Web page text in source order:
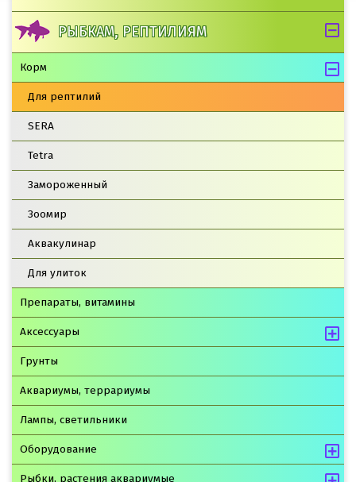
РЫБКАМ, РЕПТИЛИЯМ
Корм
Для рептилий
SERA
Tetra
Замороженный
Зоомир
Аквакулинар
Для улиток
Препараты, витамины
Аксессуары
Грунты
Аквариумы, террариумы
Лампы, светильники
Оборудование
Рыбки, растения аквариумые